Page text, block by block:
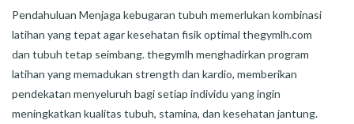
Pendahuluan Menjaga kebugaran tubuh memerlukan kombinasi
latihan yang tepat agar kesehatan fisik optimal thegymlh.com
dan tubuh tetap seimbang. thegymlh menghadirkan program
latihan yang memadukan strength dan kardio, memberikan
pendekatan menyeluruh bagi setiap individu yang ingin
meningkatkan kualitas tubuh, stamina, dan kesehatan jantung.